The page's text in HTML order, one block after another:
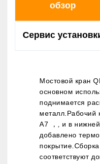
обзор
Сервис
Мостовой кран
основном
поднимается
металл.Рабочий
A7 ，, и в
добавлено
соответствуют